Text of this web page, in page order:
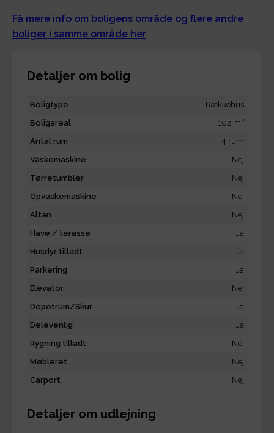
Få mere info om boligens område og flere andre
boliger i samme område her
Detaljer om bolig
Boligtype
Rækkehus
Boligareal
102 m2
Antal rum
4 rum
Vaskemaskine
Nej
Tørretumbler
Nej
Opvaskemaskine
Nej
Altan
Nej
Have / terasse
Ja
Husdyr tilladt
Ja
Parkering
Ja
Elevator
Nej
Depotrum/Skur
Ja
Delevenlig
Ja
Rygning tilladt
Nej
Møbleret
Nej
Carport
Nej
Detaljer om udlejning